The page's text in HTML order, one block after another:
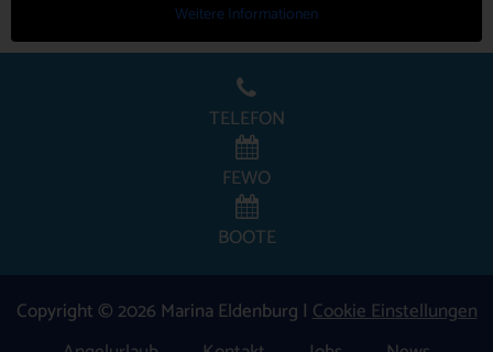
Weitere Informationen
TELEFON
FEWO
BOOTE
Copyright © 2026 Marina Eldenburg | Cookie Einstellungen